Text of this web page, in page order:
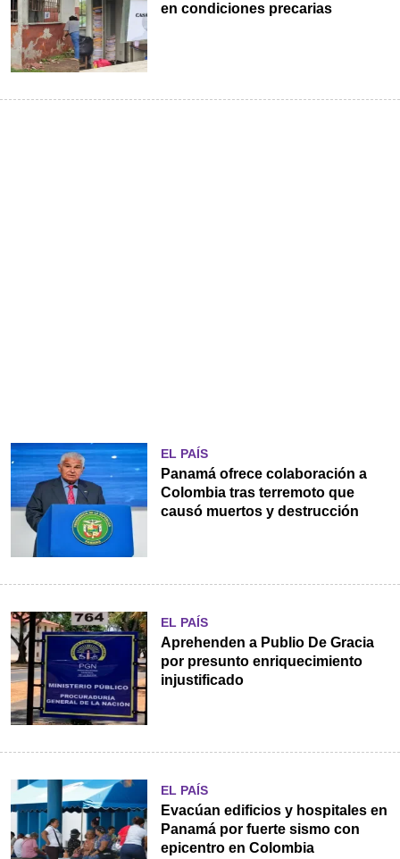
en condiciones precarias
EL PAÍS
Panamá ofrece colaboración a
Colombia tras terremoto que
causó muertos y destrucción
EL PAÍS
Aprehenden a Publio De Gracia
por presunto enriquecimiento
injustificado
EL PAÍS
Evacúan edificios y hospitales en
Panamá por fuerte sismo con
epicentro en Colombia